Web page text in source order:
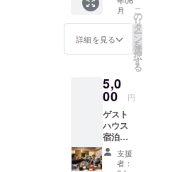
として
お返し
しま
す。 酒
をメイ
ンに考
えてい
ます
が、ワ
イン、
日本酒
も検討
月
詳細を見る
こ
の
リ
タ
ー
ン
を
選
択
す
る
5,0
00 円
ゲスト
ハウス
宿泊無
料券１
枚と支援
者：